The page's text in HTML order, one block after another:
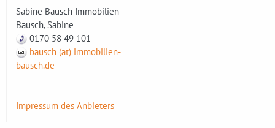
Sabine Bausch Immobilien
Bausch, Sabine
0170 58 49 101
bausch (at) immobilien-
bausch.de
Impressum des Anbieters